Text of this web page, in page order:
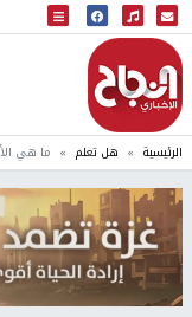
البث المباشر
إذاعة النجاح
الرئيسية هل تعلم ما هي